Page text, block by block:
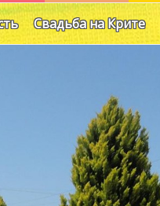
Свадьба на Крите